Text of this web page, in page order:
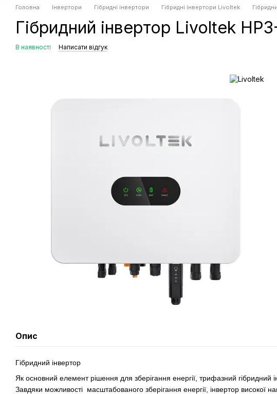
Головна Інвертори Гібридні інвертори Гібридні інвертори Livoltek
Гібридний інвертор Livoltek
В наявності Написати відгук
Опис
Гібридний інвертор
Як основний елемент рішення для зберігання енергії, трифазний
Завдяки можливості масштабованого зберігання енергії, інвертор високої